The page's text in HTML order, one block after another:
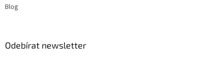
Blog
Odebírat newsletter